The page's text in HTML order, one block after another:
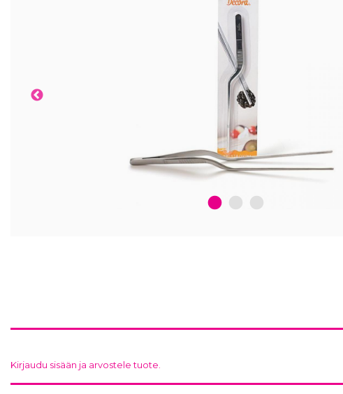
1 2 3
Kirjaudu sisään ja arvostele tuote.